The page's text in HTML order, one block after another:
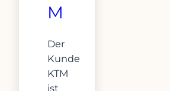
M
Der
Kunde
KTM
ist